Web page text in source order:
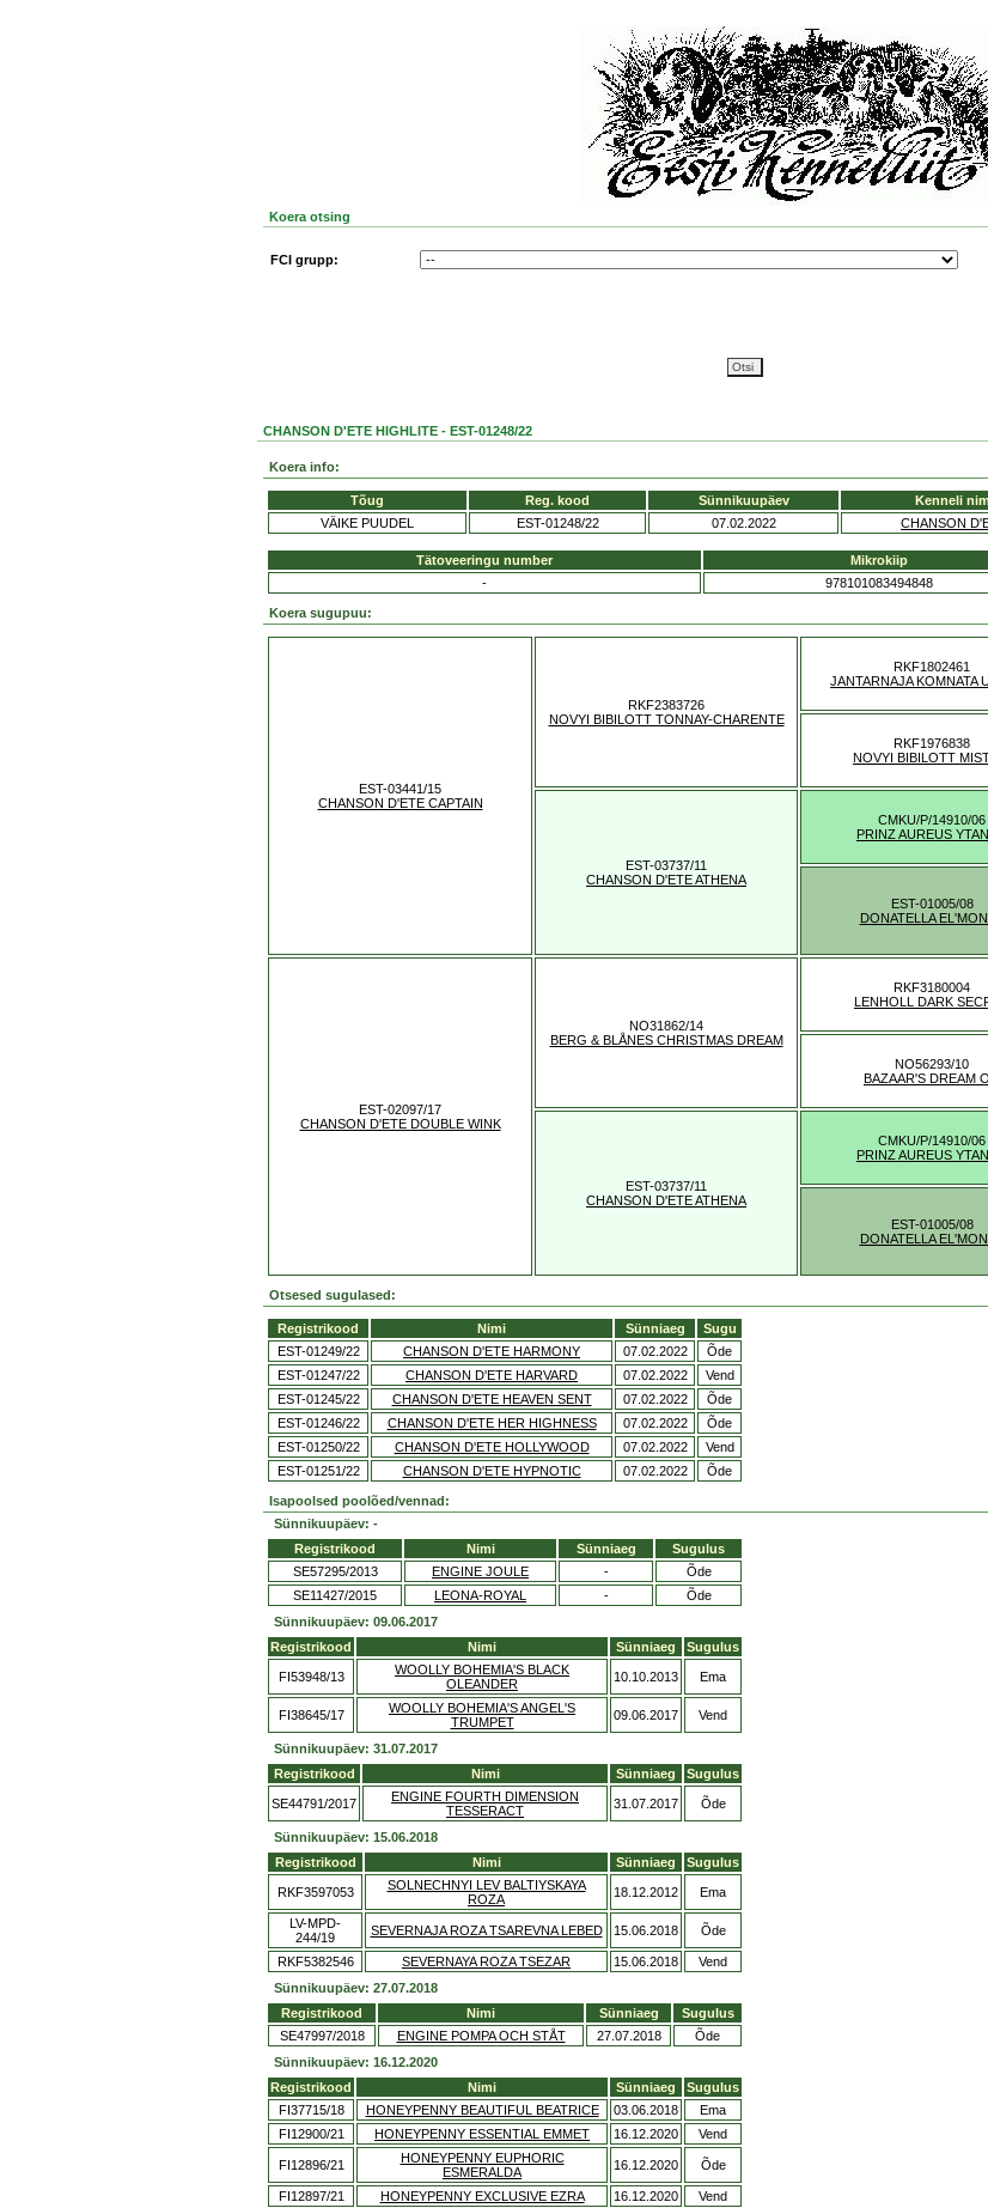
Koera otsing
FCI grupp:
CHANSON D'ETE HIGHLITE - EST-01248/22
Koera info:
Tõug Reg. kood Sünnikuupäev Kenneli
VÄIKE PUUDEL
EST-01248/22 07.02.2022 CHANSON
Tätoveeringu number Mikrokiip
-
978101083494848
Koera sugupuu:
EST-03441/15
CHANSON D'ETE CAPTAIN
RKF2383726
NOVYI BIBILOTT TONNAY-CHARENTE
RKF1802461
JANTARNAJA KOMNATA
RKF1976838
NOVYI BIBILOTT
EST-03737/11
CHANSON D'ETE ATHENA
CMKU/P/14910/06
PRINZ AUREUS
EST-01005/08
DONATELLA
EST-02097/17
CHANSON D'ETE DOUBLE WINK
NO31862/14
BERG & BLÅNES CHRISTMAS DREAM
RKF3180004
LENHOLL DARK
NO56293/10
BAZAAR'S DREAM
EST-03737/11
CHANSON D'ETE ATHENA
CMKU/P/14910/06
PRINZ AUREUS
EST-01005/08
DONATELLA
Otsesed sugulased:
Registrikood Nimi Sünniaeg
Sugu
EST-01249/22
CHANSON D'ETE HARMONY 07.02.2022
Õde
EST-01247/22
CHANSON D'ETE HARVARD 07.02.2022
Vend
EST-01245/22
CHANSON D'ETE HEAVEN SENT 07.02.2022
Õde
EST-01246/22
CHANSON D'ETE HER HIGHNESS 07.02.2022
Õde
EST-01250/22
CHANSON D'ETE HOLLYWOOD 07.02.2022
Vend
EST-01251/22
CHANSON D'ETE HYPNOTIC 07.02.2022 Õde
Isapoolsed poolõed/vennad:
Sünnikuupäev: -
Registrikood
Nimi Sünniaeg
Sugulus
SE57295/2013
ENGINE JOULE -
Õde
SE11427/2015
LEONA-ROYAL -
Õde
Sünnikuupäev: 09.06.2017
Registrikood
Nimi Sünniaeg Sugulus
FI53948/13
WOOLLY BOHEMIA'S BLACK
OLEANDER
10.10.2013 Ema
FI38645/17
WOOLLY BOHEMIA'S ANGEL'S
TRUMPET
09.06.2017 Vend
Sünnikuupäev: 31.07.2017
Registrikood
Nimi Sünniaeg Sugulus
SE44791/2017
ENGINE FOURTH DIMENSION
TESSERACT
31.07.2017 Õde
Sünnikuupäev: 15.06.2018
Registrikood
Nimi Sünniaeg Sugulus
RKF3597053
SOLNECHNYI LEV BALTIYSKAYA
ROZA
18.12.2012 Ema
LV-MPD-
244/19
SEVERNAJA ROZA TSAREVNA LEBED 15.06.2018 Õde
RKF5382546 SEVERNAYA ROZA TSEZAR 15.06.2018
Vend
Sünnikuupäev: 27.07.2018
Registrikood
Nimi Sünniaeg
Sugulus
SE47997/2018
ENGINE POMPA OCH STÅT 27.07.2018
Õde
Sünnikuupäev: 16.12.2020
Registrikood
Nimi Sünniaeg
Sugulus
FI37715/18
HONEYPENNY BEAUTIFUL BEATRICE 03.06.2018
Ema
FI12900/21
HONEYPENNY ESSENTIAL EMMET 16.12.2020 Vend
FI12896/21
HONEYPENNY EUPHORIC
ESMERALDA
16.12.2020 Õde
FI12897/21 HONEYPENNY EXCLUSIVE EZRA 16.12.2020
Vend